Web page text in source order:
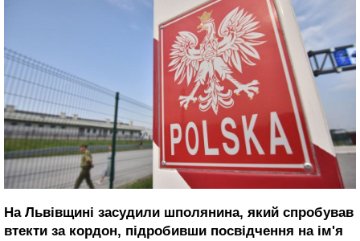
На Львівщині засудили шполянина, який спробував
втекти за кордон, підробивши посвідчення на ім'я